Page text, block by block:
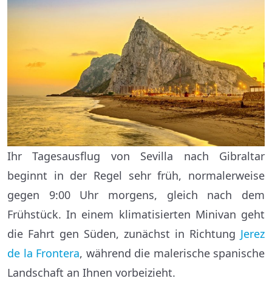
Ihr Tagesausflug von Sevilla nach Gibraltar
beginnt in der Regel sehr früh, normalerweise
gegen 9:00 Uhr morgens, gleich nach dem
Frühstück. In einem klimatisierten Minivan geht
die Fahrt gen Süden, zunächst in Richtung Jerez
de la Frontera, während die malerische spanische
Landschaft an Ihnen vorbeizieht.